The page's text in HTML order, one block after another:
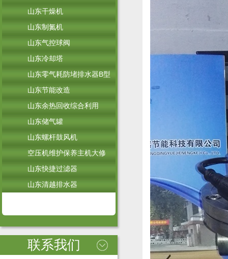
山东干燥机
山东制氮机
山东气控球阀
山东冷却塔
山东零气耗防堵排水器B型
山东节能改造
山东余热回收综合利用
山东储气罐
山东螺杆鼓风机
空压机维护保养主机大修
山东快捷过滤器
山东清越排水器
联系我们